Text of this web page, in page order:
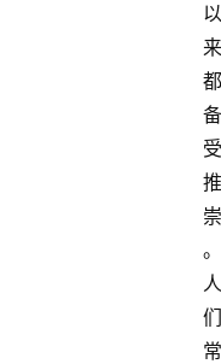
以
来
都
备
受
推
崇
。
人
们
常